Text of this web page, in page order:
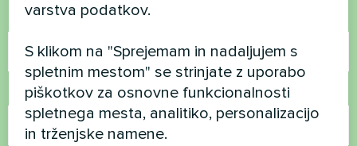
Telefonska številka
E-pošta
varstva podatkov.
S klikom na "Sprejemam in nadaljujem s
spletnim mestom" se strinjate z uporabo
piškotkov za osnovne funkcionalnosti
spletnega mesta, analitiko, personalizacijo
in trženjske namene.